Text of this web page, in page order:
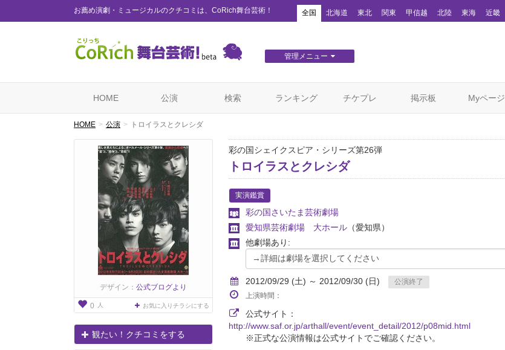
お薦め演劇・ミュージカルのクチコミは、CoRich舞台芸術！ 全国 北海道 東北 関東 甲信越 北陸 東海 近畿
管理メニュー
HOME 公演 検索 ランキング チケプレ 掲示板 Myページ
HOME 公演 トロイラスとクレシダ
デザイン： 公式ブログより
0 人 お気に入りチラシにする
観たい！クチコミをする
彩の国シェイクスピア・シリーズ第26弾
トロイラスとクレシダ
実演鑑賞
彩の国さいたま芸術劇場
愛知県芸術劇場 大ホール （愛知県）
他劇場あり:
2012/09/29 (土) ～ 2012/09/30 (日)
公演終了
上演時間：
公式サイト：
http://www.saf.or.jp/arthall/event/event_detail/2012/p08mid.html
※正式な公演情報は公式サイトでご確認ください。